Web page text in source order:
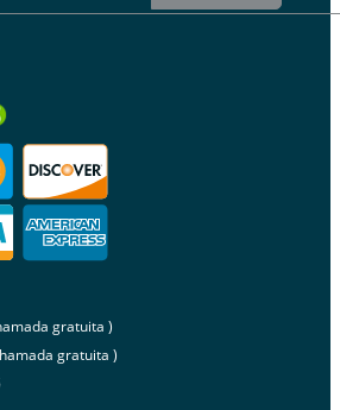
gratuita )
gratuita )